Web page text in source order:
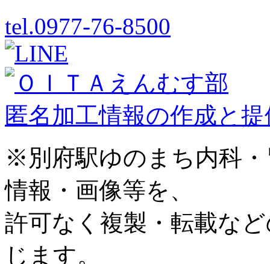
tel.0977-76-8500
匿名加工情報の作成と
※別府駅ゆのまち内科
情報・画像等を、
許可なく複製・転載な
じます。